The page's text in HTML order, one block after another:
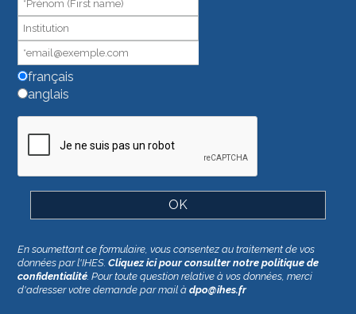
français
anglais
remplissez
pas
ce
champ.
En soumettant ce formulaire, vous consentez au traitement de vos
données par l'IHES.Cliquez ici pour consulter notre politique de
confidentialité. Pour toute question relative à vos données, merci
d'adresser votre demande par mail àdpo@ihes.fr